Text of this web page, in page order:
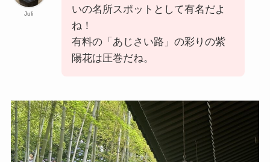
Juli
いの名所スポットとして有名だよ
ね！
有料の「あじさい路」の彩りの紫
陽花は圧巻だね。